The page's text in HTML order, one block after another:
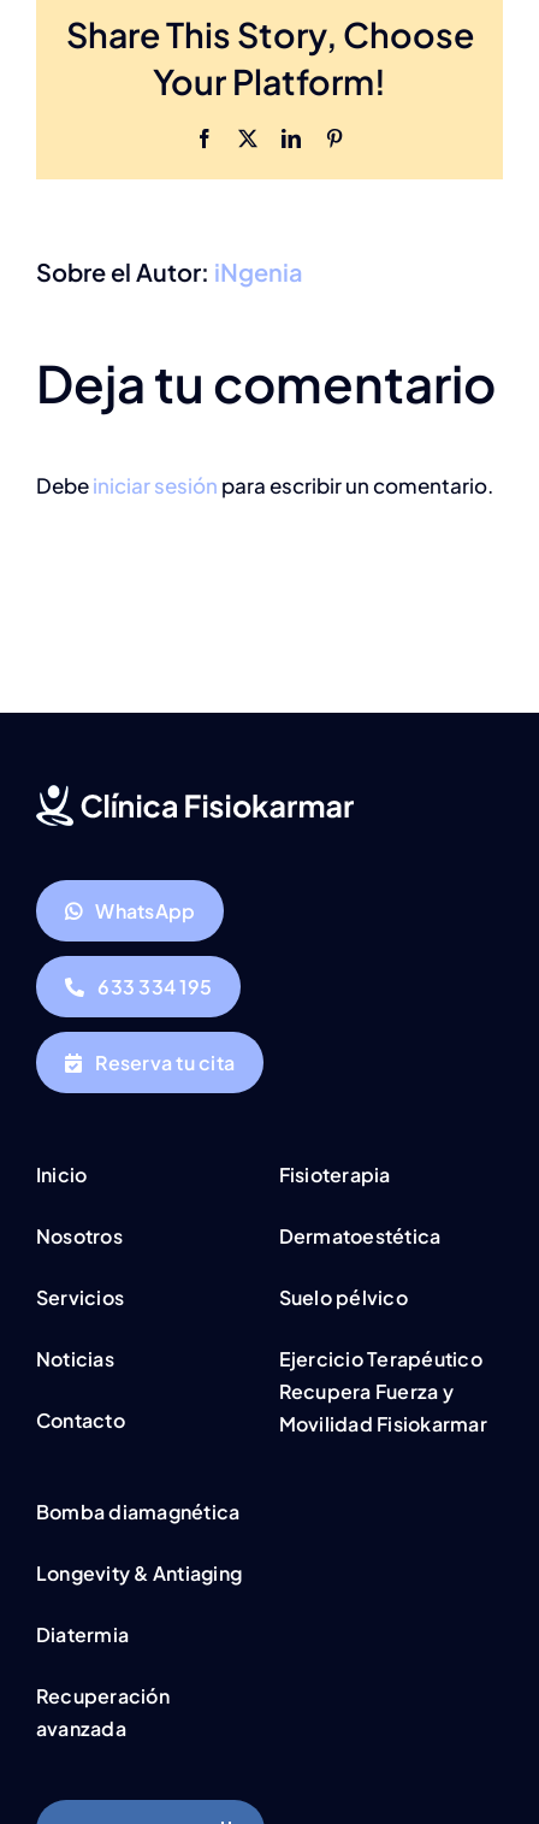
Share This Story, Choose
Your Platform!
Facebook LinkedIn
Sobre el Autor: iNgenia
Deja tu comentario
Debeiniciar sesión para escribir un comentario.
WhatsApp
633 334 195
Reserva tu cita
Inicio
Nosotros
Servicios
Noticias
Contacto
Fisioterapia
Dermatoestética
Suelo pélvico
Ejercicio Terapéutico
Recupera Fuerza y
Movilidad Fisiokarmar
Bomba diamagnética
Longevity & Antiaging
Diatermia
Recuperación
avanzada